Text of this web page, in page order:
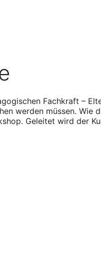
Fachkraft –
werden müssen. Wie
Geleitet wird der